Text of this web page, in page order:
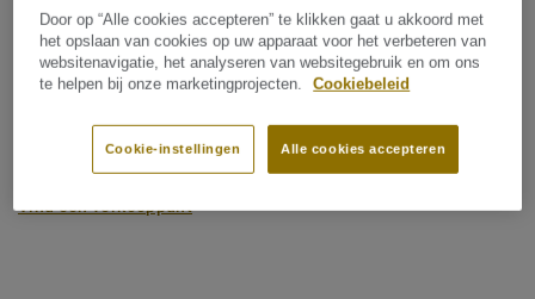
CO2-VOETAFDRUK VAN MIJN PROJECT
Vind een verkooppunt
Door op “Alle cookies accepteren” te klikken gaat u akkoord met
het opslaan van cookies op uw apparaat voor het verbeteren van
websitenavigatie, het analyseren van websitegebruik en om ons
te helpen bij onze marketingprojecten.
Cookiebeleid
Alle cookies accepteren
Cookie-instellingen